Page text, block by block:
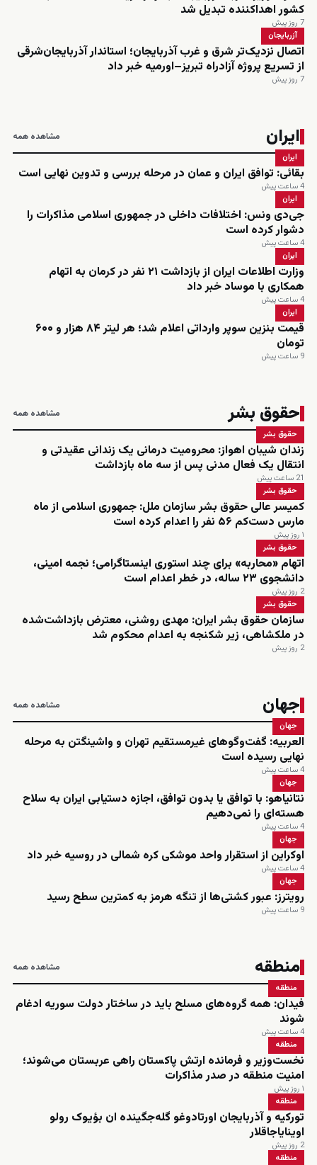
کشور اهداکننده تبدیل شد
7 روز پیش
آزربایجان
اتصال نزدیک‌تر شرق و غرب آذربایجان؛ استاندار آذربایجان‌شرقی
از تسریع پروژه آزادراه تبریز–اورمیه خبر داد
7 روز پیش
ایران مشاهده همه
ایران
بقائی: توافق ایران و عمان در مرحله بررسی و تدوین نهایی است
4 ساعت پیش
ایران
جی‌دی ونس: اختلافات داخلی در جمهوری اسلامی مذاکرات را
دشوار کرده است
4 ساعت پیش
ایران
وزارت اطلاعات ایران از بازداشت ۲۱ نفر در کرمان به اتهام
همکاری با موساد خبر داد
4 ساعت پیش
ایران
قیمت بنزین سوپر وارداتی اعلام شد؛ هر لیتر ۸۴ هزار و ۶۰۰
تومان
9 ساعت پیش
حقوق بشر مشاهده همه
حقوق بشر
زندان شیبان اهواز: محرومیت درمانی یک زندانی عقیدتی و
انتقال یک فعال مدنی پس از سه ماه بازداشت
21 ساعت پیش
حقوق بشر
کمیسر عالی حقوق بشر سازمان ملل: جمهوری اسلامی از ماه
مارس دست‌کم ۵۶ نفر را اعدام کرده است
۱ روز پیش
حقوق بشر
اتهام «محاربه» برای چند استوری اینستاگرامی؛ نجمه امینی،
دانشجوی ۲۳ ساله، در خطر اعدام است
2 روز پیش
حقوق بشر
سازمان حقوق بشر ایران: مهدی روشنی، معترض بازداشت‌شده
در ملکشاهی، زیر شکنجه به اعدام محکوم شد
2 روز پیش
جهان مشاهده همه
جهان
العربیه: گفت‌وگوهای غیرمستقیم تهران و واشینگتن به مرحله
نهایی رسیده است
4 ساعت پیش
جهان
نتانیاهو: با توافق یا بدون توافق، اجازه دستیابی ایران به سلاح
هسته‌ای را نمی‌دهیم
4 ساعت پیش
جهان
اوکراین از استقرار واحد موشکی کره شمالی در روسیه خبر داد
4 ساعت پیش
جهان
رویترز: عبور کشتی‌ها از تنگه هرمز به کمترین سطح رسید
9 ساعت پیش
منطقه مشاهده همه
منطقه
فیدان: همه گروه‌های مسلح باید در ساختار دولت سوریه ادغام
شوند
4 ساعت پیش
منطقه
نخست‌وزیر و فرمانده ارتش پاکستان راهی عربستان می‌شوند؛
امنیت منطقه در صدر مذاکرات
۱ روز پیش
منطقه
تورکیه و آذربایجان اورتادوغو گله‌جگینده ان بؤیوک رولو
اوینایاجاقلار
2 روز پیش
منطقه